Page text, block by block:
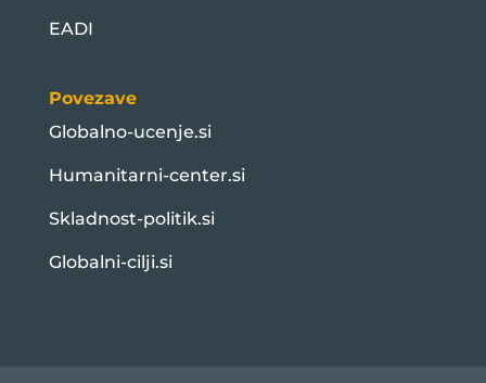
EADI
Povezave
Globalno-ucenje.si
Humanitarni-center.si
Skladnost-politik.si
Globalni-cilji.si